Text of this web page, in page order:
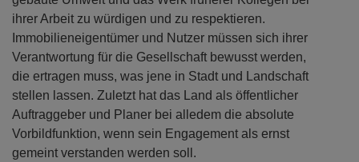
ihrer Arbeit zu würdigen und zu respektieren.
Immobilieneigentümer und Nutzer müssen sich ihrer
Verantwortung für die Gesellschaft bewusst werden,
die ertragen muss, was jene in Stadt und Landschaft
stellen lassen. Zuletzt hat das Land als öffentlicher
Auftraggeber und Planer bei alledem die absolute
Vorbildfunktion, wenn sein Engagement als ernst
gemeint verstanden werden soll.